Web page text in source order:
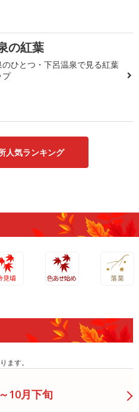
の紅葉
のひとつ・下呂温泉で見る紅葉
プ
人気ランキング
ます。
10月下旬